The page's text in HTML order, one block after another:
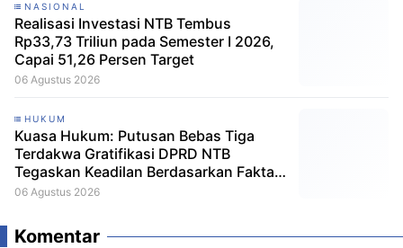
NASIONAL
Realisasi Investasi NTB Tembus
Rp33,73 Triliun pada Semester I 2026,
Capai 51,26 Persen Target
06 Agustus 2026
HUKUM
Kuasa Hukum: Putusan Bebas Tiga
Terdakwa Gratifikasi DPRD NTB
Tegaskan Keadilan Berdasarkan Fakta
Persidangan
06 Agustus 2026
Komentar